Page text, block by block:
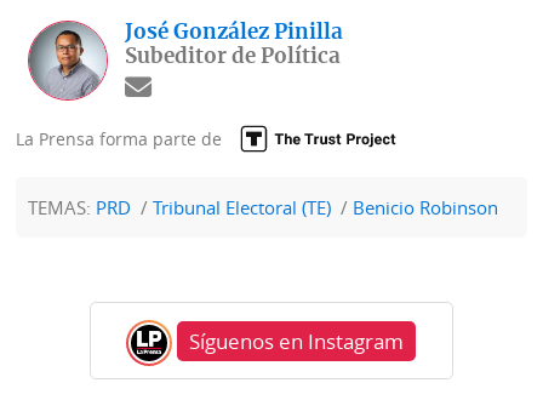
José González Pinilla
Subeditor de Política
La Prensa forma parte de
TEMAS: PRD Tribunal Electoral (TE) Benicio Robinson
Síguenos en Instagram